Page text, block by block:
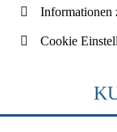
Informationen
Cookie